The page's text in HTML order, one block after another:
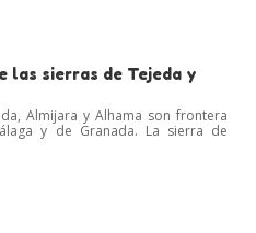
las sierras de Tejeda y
Almijara y Alhama son frontera
y de Granada. La sierra de